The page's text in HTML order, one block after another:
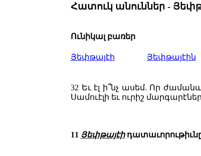
Հատուկ անուններ -
Ունիկալ բառեր
Յեփթայէի Յեփթայէին
32 Եւ էլ ի՞նչ ասեմ. Որ
Սամուէլի եւ ուրիշ
11 Յեփթայէի